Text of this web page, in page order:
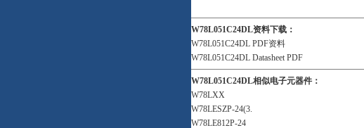
W78L051C24DL资料下载：
W78L051C24DL PDF资料
W78L051C24DL Datasheet PDF
W78L051C24DL相似电子元器件：
W78LXX
W78LESZP-24(3.
W78LE812P-24